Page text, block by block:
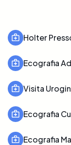
Holter
Ecografia
Visita
Ecografia
Ecografia